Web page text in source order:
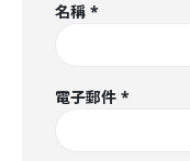
名稱 *
電子郵件 *